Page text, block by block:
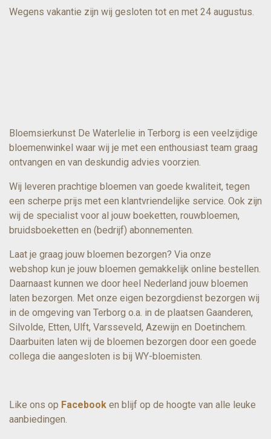
Wegens vakantie zijn wij gesloten tot en met 24 augustus.
Bloemsierkunst De Waterlelie in Terborg is een veelzijdige
bloemenwinkel waar wij je met een enthousiast team graag
ontvangen en van deskundig advies voorzien.
Wij leveren prachtige bloemen van goede kwaliteit, tegen
een scherpe prijs met een klantvriendelijke service. Ook zijn
wij de specialist voor al jouw boeketten, rouwbloemen,
bruidsboeketten en (bedrijf) abonnementen.
Laat je graag jouw bloemen bezorgen? Via onze
webshop kun je jouw bloemen gemakkelijk online bestellen.
Daarnaast kunnen we door heel Nederland jouw bloemen
laten bezorgen. Met onze eigen bezorgdienst bezorgen wij
in de omgeving van Terborg o.a. in de plaatsen Gaanderen,
Silvolde, Etten, Ulft, Varsseveld, Azewijn en Doetinchem.
Daarbuiten laten wij de bloemen bezorgen door een goede
collega die aangesloten is bij WY-bloemisten.
Like ons op Facebook en blijf op de hoogte van alle leuke
aanbiedingen.